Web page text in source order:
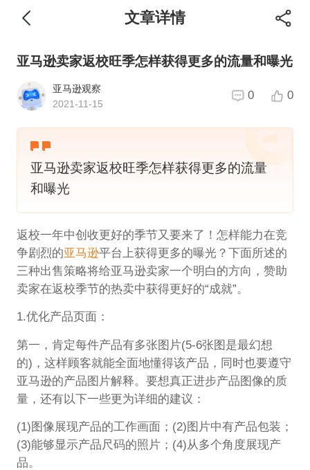
文章详情
亚马逊卖家返校旺季怎样获得更多的流量和曝光
亚马逊观察
2021-11-15
0 0
亚马逊卖家返校旺季怎样获得更多的流量
和曝光
返校一年中创收更好的季节又要来了！怎样能力在竞
争剧烈的亚马逊平台上获得更多的曝光？下面所述的
三种出售策略将给亚马逊卖家一个明白的方向，赞助
卖家在返校季节的热卖中获得更好的“成就”。
1.优化产品页面：
第一，肯定每件产品有多张图片(5-6张图是最幻想
的)，这样顾客就能全面地懂得该产品，同时也要遵守
亚马逊的产品图片解释。要想真正进步产品图像的质
量，还有以下一些更为详细的建议：
(1)图像展现产品的工作画面；(2)图片中有产品包装；
(3)能够显示产品尺码的照片；(4)从多个角度展现产
品。